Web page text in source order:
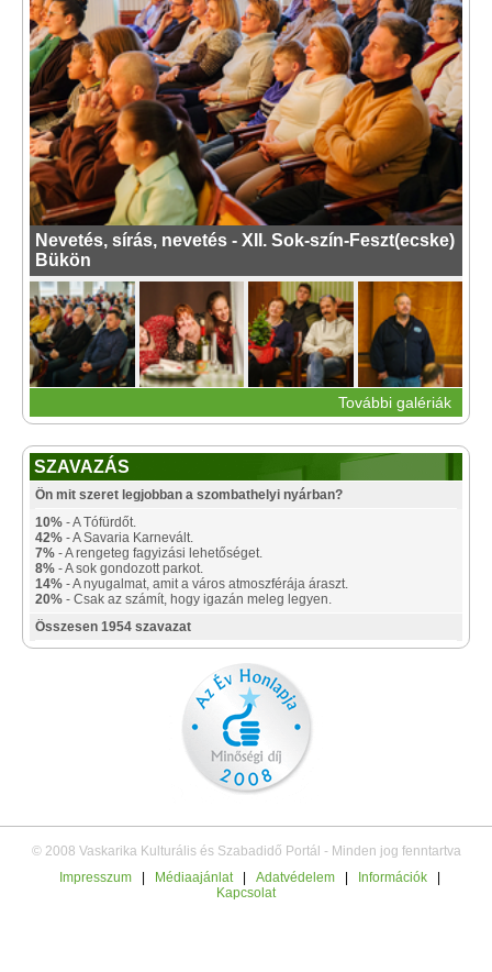
Nevetés, sírás, nevetés - XII. Sok-szín-Feszt(ecske)
Bükön
További galériák
SZAVAZÁS
Ön mit szeret legjobban a szombathelyi nyárban?
10% - A Tófürdőt.
42% - A Savaria Karnevált.
7% - A rengeteg fagyizási lehetőséget.
8% - A sok gondozott parkot.
14% - A nyugalmat, amit a város atmoszférája áraszt.
20% - Csak az számít, hogy igazán meleg legyen.
Összesen 1954 szavazat
© 2008 Vaskarika Kulturális és Szabadidő Portál - Minden jog fenntartva
Impresszum
Médiaajánlat Adatvédelem Információk
Kapcsolat